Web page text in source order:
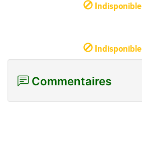
Indisponible
Indisponible
Commentaires